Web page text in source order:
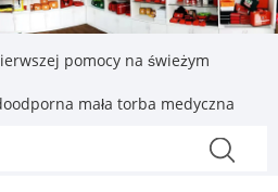
pomocy na świeżym
mała torba medyczna